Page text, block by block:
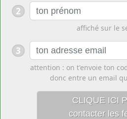
2
affiché sur le
3
attention : on t'envoie ton
donc entre un email
CLIQUE ICI
contacter les